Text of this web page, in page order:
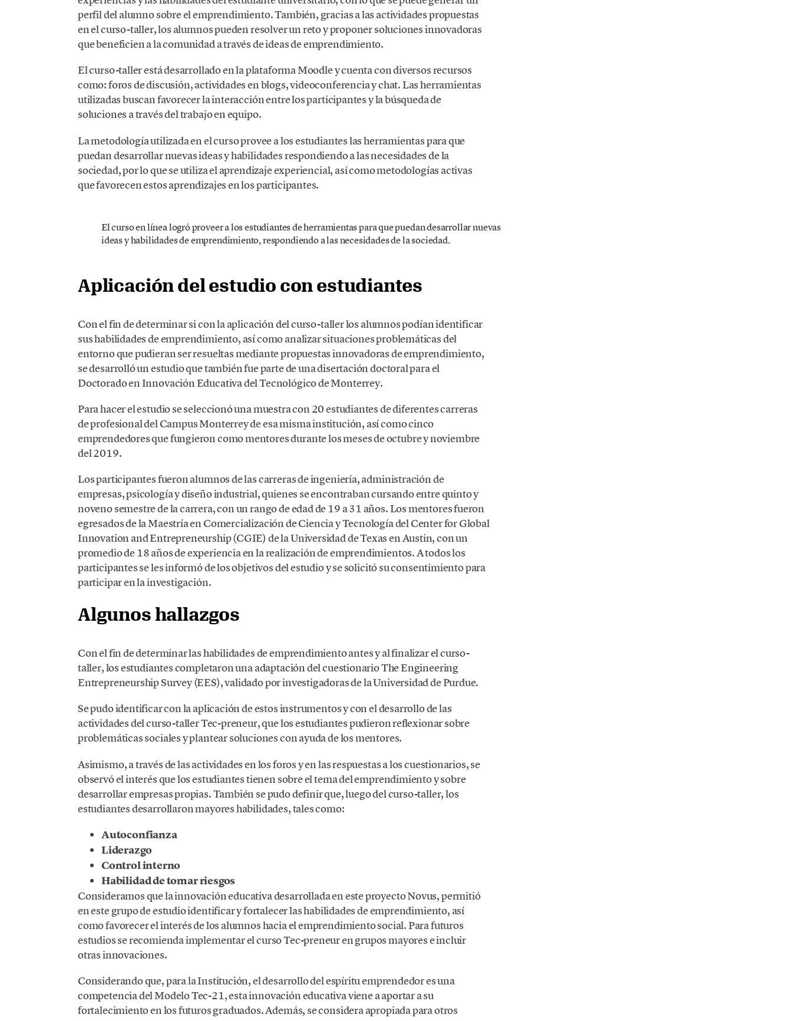
perfil del alumno sobre el emprendimiento. También, gracias a las actividades propuestas
en el curso-taller, los alumnos pueden resolver un reto y proponer soluciones innovadoras
que beneficien a la comunidad a través de ideas de emprendimiento.
El curso-taller está desarrollado en la plataforma Moodle y cuenta con diversos recursos
como: foros de discusión, actividades en blogs, videoconferencia y chat. Las herramientas
utilizadas buscan favorecer la interacción entre los participantes y la búsqueda de
soluciones a través del trabajo en equipo.
La metodología utilizada en el curso provee a los estudiantes las herramientas para que
puedan desarrollar nuevas ideas y habilidades respondiendo a las necesidades de la
sociedad, por lo que se utiliza el aprendizaje experiencial, así como metodologías activas
que favorecen estos aprendizajes en los participantes.
El curso en línea logró proveer a los estudiantes de herramientas para que puedan desarrollar nuevas
ideas y habilidades de emprendimiento, respondiendo a las necesidades de la sociedad.
Aplicación del estudio con estudiantes
Con el fin de determinar si con la aplicación del curso-taller los alumnos podían identificar
sus habilidades de emprendimiento, así como analizar situaciones problemáticas del
entorno que pudieran ser resueltas mediante propuestas innovadoras de emprendimiento,
se desarrolló un estudio que también fue parte de una disertación doctoral para el
Doctorado en Innovación Educativa del Tecnológico de Monterrey.
Para hacer el estudio se seleccionó una muestra con 20 estudiantes de diferentes carreras
de profesional del Campus Monterrey de esa misma institución, así como cinco
emprendedores que fungieron como mentores durante los meses de octubre y noviembre
del 2019.
Los participantes fueron alumnos de las carreras de ingeniería, administración de
empresas, psicología y diseño industrial, quienes se encontraban cursando entre quinto y
noveno semestre de la carrera, con un rango de edad de 19 a 31 años. Los mentores fueron
egresados de la Maestría en Comercialización de Ciencia y Tecnología del Center for Global
Innovation and Entrepreneurship (CGIE) de la Universidad de Texas en Austin, con un
promedio de 18 años de experiencia en la realización de emprendimientos. A todos los
participantes se les informó de los objetivos del estudio y se solicitó su consentimiento para
participar en la investigación.
Algunos hallazgos
Con el fin de determinar las habilidades de emprendimiento antes y al finalizar el curso-
taller, los estudiantes completaron una adaptación del cuestionario The Engineering
Entrepreneurship Survey (EES), validado por investigadoras de la Universidad de Purdue.
Se pudo identificar con la aplicación de estos instrumentos y con el desarrollo de las
actividades del curso-taller Tec-preneur, que los estudiantes pudieron reflexionar sobre
problemáticas sociales y plantear soluciones con ayuda de los mentores.
Asimismo, a través de las actividades en los foros y en las respuestas a los cuestionarios, se
observó el interés que los estudiantes tienen sobre el tema del emprendimiento y sobre
desarrollar empresas propias. También se pudo definir que, luego del curso-taller, los
estudiantes desarrollaron mayores habilidades, tales como:
Autoconfianza
Liderazgo
Control interno
Habilidad de tomar riesgos
Consideramos que la innovación educativa desarrollada en este proyecto Novus, permitió
en este grupo de estudio identificar y fortalecer las habilidades de emprendimiento, así
como favorecer el interés de los alumnos hacia el emprendimiento social. Para futuros
estudios se recomienda implementar el curso Tec-preneur en grupos mayores e incluir
otras innovaciones.
Considerando que, para la Institución, el desarrollo del espíritu emprendedor es una
competencia del Modelo Tec-21, esta innovación educativa viene a aportar a su
fortalecimiento en los futuros graduados. Además, se considera apropiada para otros